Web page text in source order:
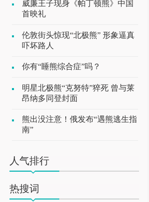
威廉王子现身《帕丁顿熊》中国
首映礼
伦敦街头惊现“北极熊” 形象逼真
吓坏路人
你有“睡熊综合症”吗？
明星北极熊“克努特”猝死 曾与莱
昂纳多同登封面
熊出没注意！俄发布“遇熊逃生指
南”
人气排行
热搜词